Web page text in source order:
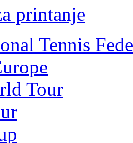
printanje
Tennis
Tour